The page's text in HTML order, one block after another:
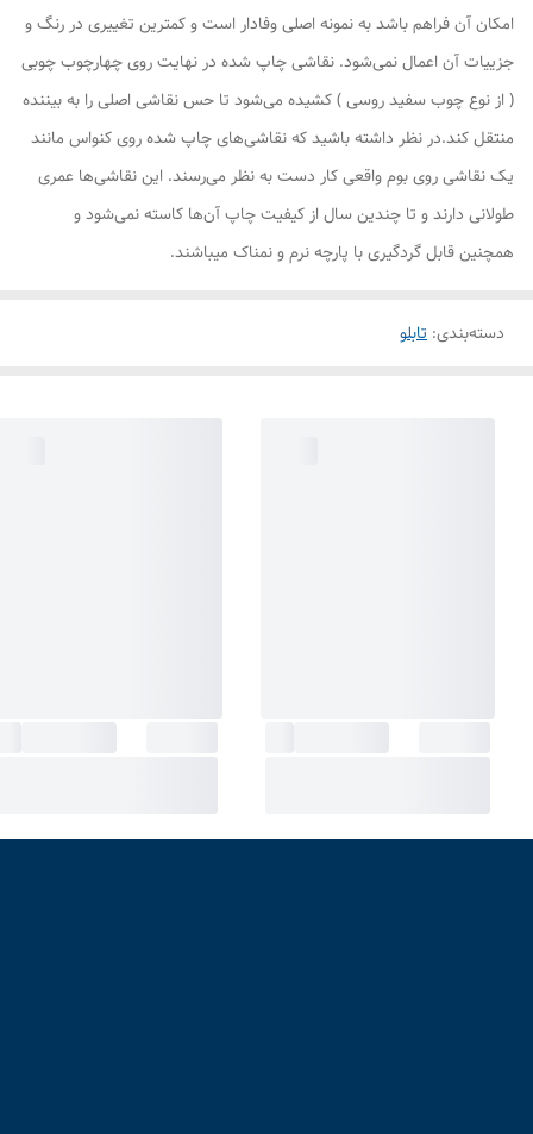
امکان آن فراهم باشد به نمونه اصلی وفادار است و کمترین تغییری در رنگ و
جزییات آن اعمال نمی‌شود. نقاشی چاپ شده در نهایت روی چهارچوب چوبی
( از نوع چوب سفید روسی ) کشیده می‌شود تا حس نقاشی اصلی را به بیننده
منتقل کند.در نظر داشته باشید که نقاشی‌های چاپ شده روی کنواس مانند
یک نقاشی روی بوم واقعی کار دست به نظر می‌رسند. این نقاشی‌ها عمری
طولانی دارند و تا چندین سال از کیفیت چاپ آن‌ها کاسته نمی‌شود و
همچنین قابل گردگیری با پارچه نرم و نمناک میباشند.
دسته‌بندی: تابلو